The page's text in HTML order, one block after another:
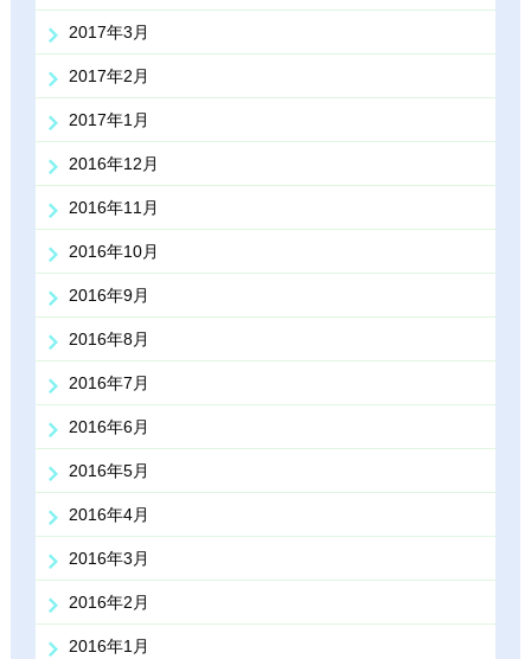
2017年3月
2017年2月
2017年1月
2016年12月
2016年11月
2016年10月
2016年9月
2016年8月
2016年7月
2016年6月
2016年5月
2016年4月
2016年3月
2016年2月
2016年1月